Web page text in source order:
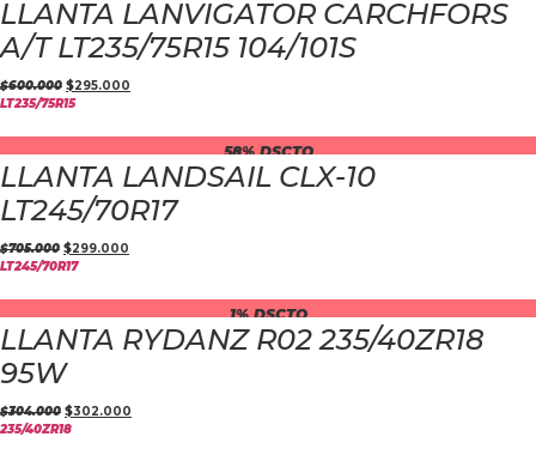
LLANTA LANVIGATOR CARCHFORS
A/T LT235/75R15 104/101S
$600.000 $295.000
LT235/75R15
58% DSCTO
LLANTA LANDSAIL CLX-10
LT245/70R17
$705.000 $299.000
LT245/70R17
1% DSCTO
LLANTA RYDANZ R02 235/40ZR18
95W
$304.000 $302.000
235/40ZR18